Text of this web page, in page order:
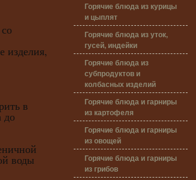
изделия,
в
до
воды
Горячие блюда из курицы
и цыплят
Горячие блюда из уток,
гусей, индейки
Горячие блюда из
субпродуктов и
колбасных изделий
Горячие блюда и гарниры
из картофеля
Горячие блюда и гарниры
из овощей
Горячие блюда и гарниры
из грибов